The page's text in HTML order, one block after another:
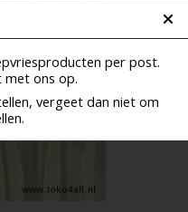
per post.
met ons op.
vergeet dan niet om